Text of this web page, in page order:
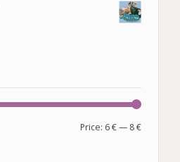
Price: 6 €— 8 €